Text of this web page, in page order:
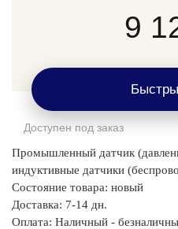
Доступен под заказ
Промышленный датчик
индуктивные датчики
Состояние товара: новый
Доставка: 7-14 дн.
Оплата: Наличный -
9